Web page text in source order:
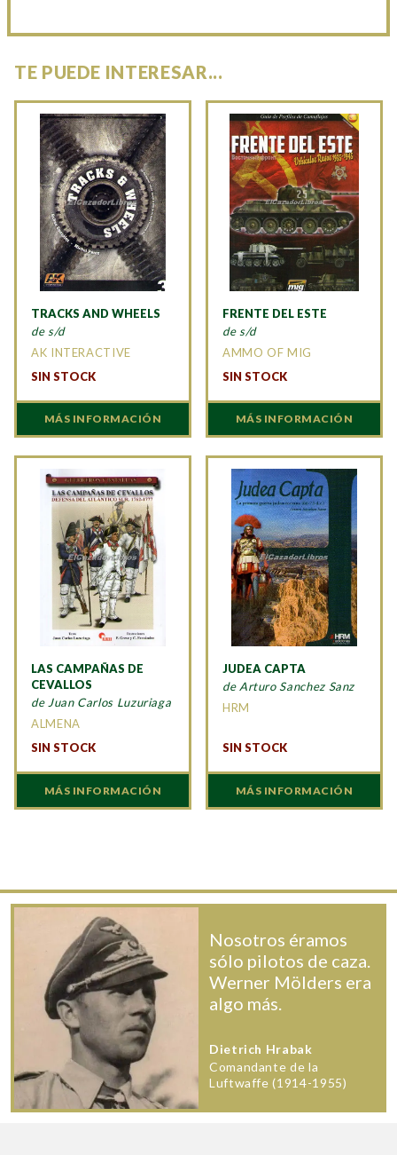
TE PUEDE INTERESAR...
TRACKS AND WHEELS
de s/d
AK INTERACTIVE
SIN STOCK
MÁS INFORMACIÓN
FRENTE DEL ESTE
de s/d
AMMO OF MIG
SIN STOCK
MÁS INFORMACIÓN
LAS CAMPAÑAS DE
CEVALLOS
de Juan Carlos Luzuriaga
ALMENA
SIN STOCK
MÁS INFORMACIÓN
JUDEA CAPTA
de Arturo Sanchez Sanz
HRM
SIN STOCK
MÁS INFORMACIÓN
Nosotros éramos
sólo pilotos de caza.
Werner Mölders era
algo más.
Dietrich Hrabak
Comandante de la
Luftwaffe (1914-1955)